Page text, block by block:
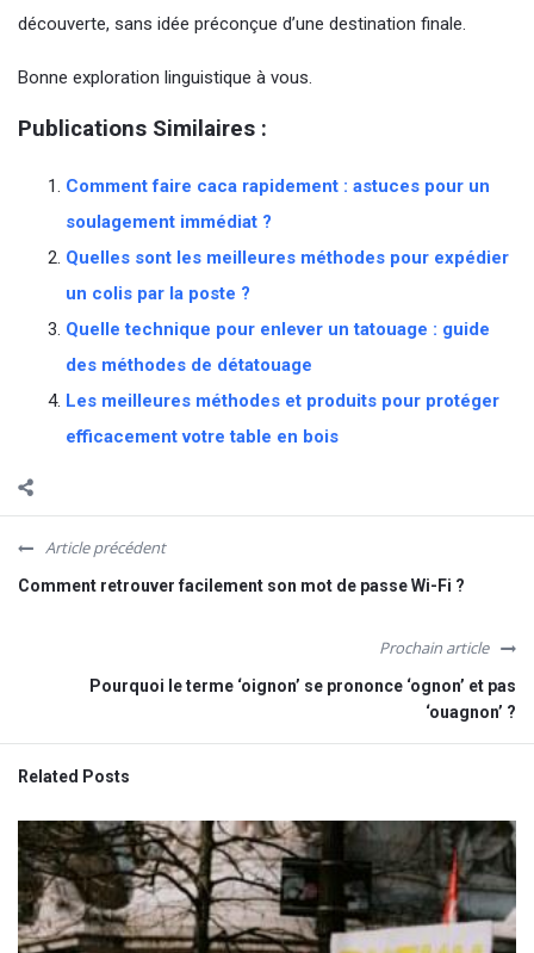
découverte, sans idée préconçue d’une destination finale.
Bonne exploration linguistique à vous.
Publications Similaires :
Comment faire caca rapidement : astuces pour un
soulagement immédiat ?
Quelles sont les meilleures méthodes pour expédier
un colis par la poste ?
Quelle technique pour enlever un tatouage : guide
des méthodes de détatouage
Les meilleures méthodes et produits pour protéger
efficacement votre table en bois
Article précédent
Comment retrouver facilement son mot de passe Wi-Fi ?
Prochain article
Pourquoi le terme ‘oignon’ se prononce ‘ognon’ et pas
‘ouagnon’ ?
Related Posts